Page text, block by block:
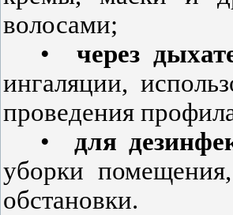
волосами;
•
через
ингаляции,
проведения
•
для
уборки
обстановки.